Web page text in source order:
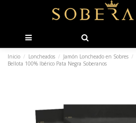
Inicio Loncheados Jamón Loncheado en Sobres
Bellota 100% Ibérico Pata Negra Soberanos